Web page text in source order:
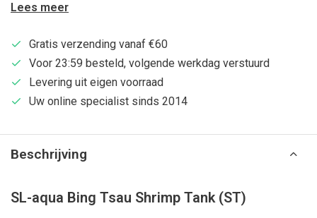
Lees meer
Gratis verzending vanaf €60
Voor 23:59 besteld, volgende werkdag verstuurd
Levering uit eigen voorraad
Uw online specialist sinds 2014
Beschrijving
SL-aqua Bing Tsau Shrimp Tank (ST)